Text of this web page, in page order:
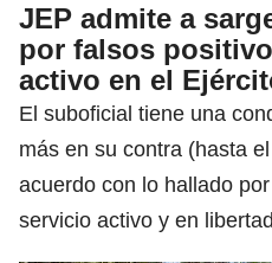
JEP admite a
por falsos
activo en el
El suboficial tiene una
más en su contra (hasta
acuerdo con lo hallado
servicio activo y en